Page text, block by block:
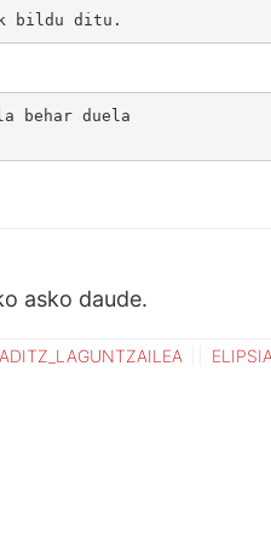
bildu ditu.
behar duela
asko daude.
ADITZ_LAGUNTZAILEA ELIPSIA